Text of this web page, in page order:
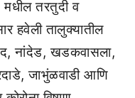
तरतुदी व
हवेली तालुक्यातील
नांदेड, खडकवासला,
जाभुंळवाडी आणि